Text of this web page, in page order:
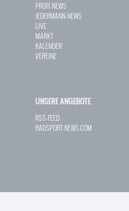
PROFI-NEWS
JEDERMANN-NEWS
LIVE
MARKT
KALENDER
VEREINE
UNSERE ANGEBOTE
RSS-FEED
RADSPORT-NEWS.COM